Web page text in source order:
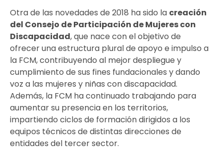
Otra de las novedades de 2018 ha sido la creación
del Consejo de Participación de Mujeres con
Discapacidad, que nace con el objetivo de
ofrecer una estructura plural de apoyo e impulso a
la FCM, contribuyendo al mejor despliegue y
cumplimiento de sus fines fundacionales y dando
voz a las mujeres y niñas con discapacidad.
Además, la FCM ha continuado trabajando para
aumentar su presencia en los territorios,
impartiendo ciclos de formación dirigidos a los
equipos técnicos de distintas direcciones de
entidades del tercer sector.